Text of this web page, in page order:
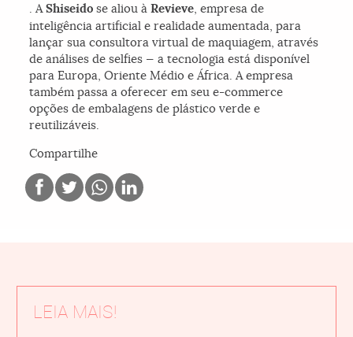
. AShiseido se aliou àRevieve, empresa de
inteligência artificial e realidade aumentada, para
lançar sua consultora virtual de maquiagem, através
de análises de selfies — a tecnologia está disponível
para Europa, Oriente Médio e África. A empresa
também passa a oferecer em seu e-commerce
opções de embalagens de plástico verde e
reutilizáveis.
Compartilhe
LEIA MAIS!